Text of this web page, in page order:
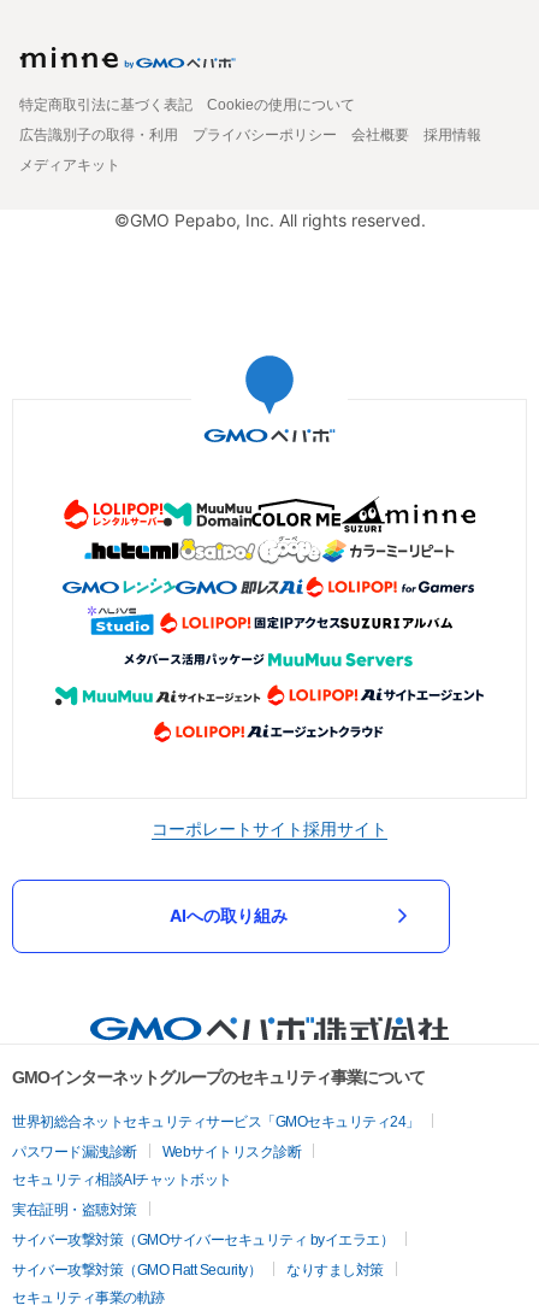
特定商取引法に基づく表記
Cookieの使用について
広告識別子の取得・利用
プライバシーポリシー 会社概要
採用情報
メディアキット
©GMO Pepabo, Inc. All rights reserved.
コーポレートサイト採用サイト
AIへの取り組み
GMOインターネットグループのセキュリティ事業について
世界初総合ネットセキュリティサービス「GMOセキュリティ24」
パスワード漏洩診断
Webサイトリスク診断
セキュリティ相談AIチャットボット
実在証明・盗聴対策
サイバー攻撃対策（GMOサイバーセキュリティ byイエラエ）
サイバー攻撃対策（GMO Flatt Security）
なりすまし対策
セキュリティ事業の軌跡